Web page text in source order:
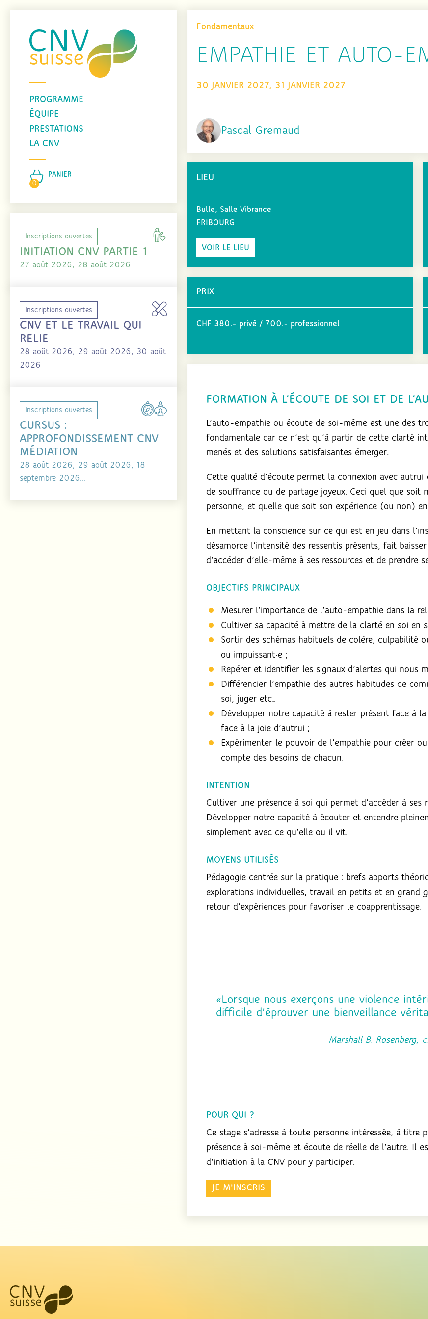
PROGRAMME
ÉQUIPE
PRESTATIONS
LA CNV
0
PANIER
Inscriptions ouvertes
INITIATION CNV PARTIE 1
27 août 2026, 28 août 2026
Inscriptions ouvertes
CNV ET LE TRAVAIL QUI
RELIE
28 août 2026, 29 août 2026, 30 août
2026
Inscriptions ouvertes
CURSUS :
APPROFONDISSEMENT CNV
MÉDIATION
28 août 2026, 29 août 2026, 18
septembre 2026...
Fondamentaux
EMPATHIE ET AUTO-
30 JANVIER 2027, 31 JANVIER 2027
Pascal Gremaud
LIEU
Bulle, Salle Vibrance
FRIBOURG
VOIR LE LIEU
PRIX
CHF 380.- privé / 700.- professionnel
FORMATION À L’ÉCOUTE DE SOI ET DE
L’auto-empathie ou écoute de soi-même est une des
fondamentale car ce n’est qu’à partir de cette clarté
menés et des solutions satisfaisantes émerger.
Cette qualité d’écoute permet la connexion avec
de souffrance ou de partage joyeux. Ceci quel que
personne, et quelle que soit son expérience (ou non) en
En mettant la conscience sur ce qui est en jeu dans
désamorce l’intensité des ressentis présents, fait
d’accéder d’elle-même à ses ressources et de prendre
OBJECTIFS PRINCIPAUX
Mesurer l’importance de l’auto-empathie dans la
Cultiver sa capacité à mettre de la clarté en soi en
Sortir des schémas habituels de colère, culpabilité
ou impuissant·e ;
Repérer et identifier les signaux d’alertes qui nous
Différencier l’empathie des autres habitudes de
soi, juger etc…
Développer notre capacité à rester présent face à
face à la joie d’autrui ;
Expérimenter le pouvoir de l’empathie pour créer
compte des besoins de chacun.
INTENTION
Cultiver une présence à soi qui permet d’accéder à ses
Développer notre capacité à écouter et entendre
simplement avec ce qu’elle ou il vit.
MOYENS UTILISÉS
Pédagogie centrée sur la pratique : brefs apports
explorations individuelles, travail en petits et en grand
retour d’expériences pour favoriser le coapprentissage.
«Lorsque nous exerçons une violence
difficile d’éprouver une bienveillance
Marshall B. Rosenberg,
POUR QUI ?
Ce stage s’adresse à toute personne intéressée, à
présence à soi-même et écoute de réelle de l’autre. Il
d’initiation à la CNV pour y participer.
JE M'INSCRIS